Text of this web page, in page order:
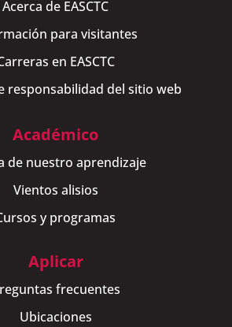
Acerca de EASCTC
para visitantes
en EASCTC
responsabilidad del sitio web
Académico
de nuestro aprendizaje
Vientos alisios
y programas
Aplicar
frecuentes
Ubicaciones